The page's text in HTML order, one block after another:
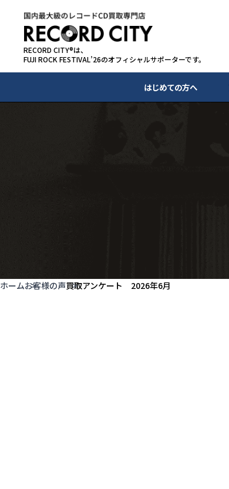
RECORD CITY®は、
FUJI ROCK FESTIVAL’26のオフィシャルサポーターです。
はじめての方へ
ホームお客様の声買取アンケート 2026年6月